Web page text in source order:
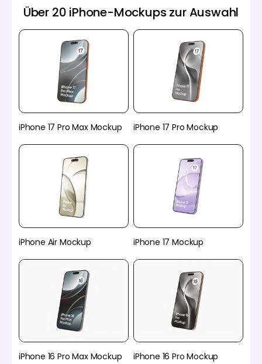
Über 20 iPhone-Mockups zur Auswahl
iPhone 17 Pro Max Mockup iPhone 17 Pro Mockup
iPhone Air Mockup iPhone 17 Mockup
iPhone 16 Pro Max Mockup iPhone 16 Pro Mockup